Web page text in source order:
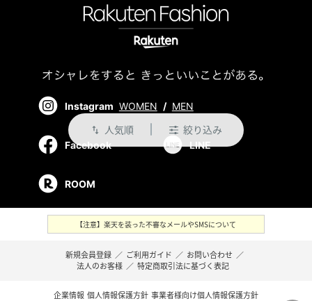
swap_vert 人気順 絞り込み
Instagram WOMEN / MEN
Facebook LINE
ROOM
【注意】楽天を装った不審なメールやSMSについて
新規会員登録 ／ ご利用ガイド ／ お問い合わせ ／
法人のお客様 ／ 特定商取引法に基づく表記
企業情報 個人情報保護方針 事業者様向け個人情報保護方針